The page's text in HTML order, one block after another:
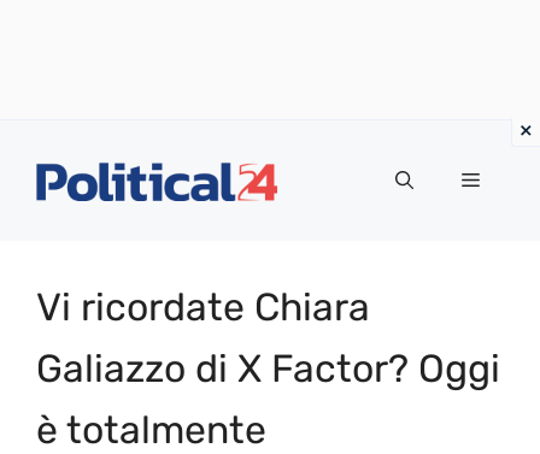
Menu
Vi ricordate Chiara
Galiazzo di X Factor? Oggi
è totalmente